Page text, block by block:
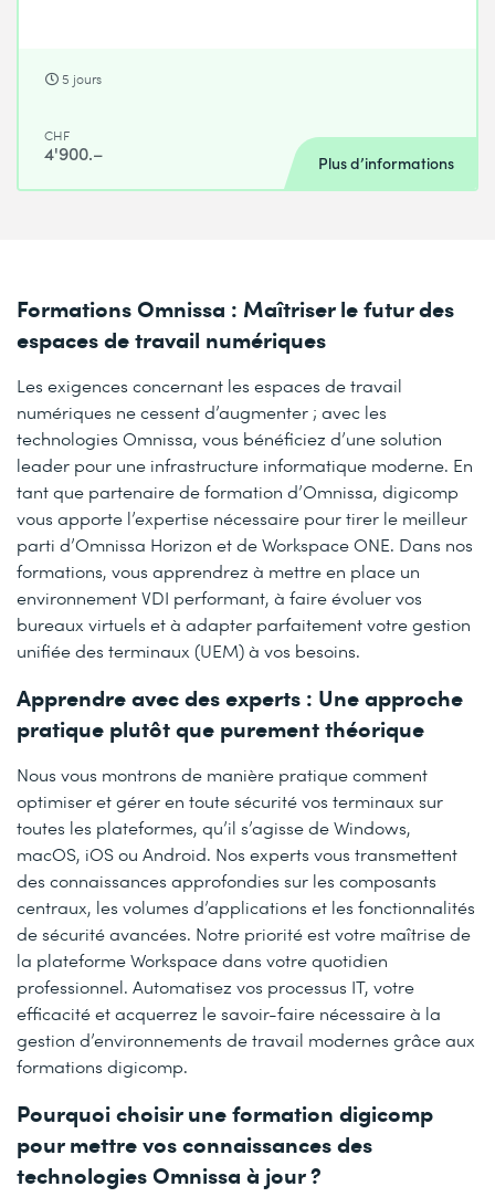
5 jours
CHF
4'900.– Plus d’informations
Formations Omnissa : Maîtriser le futur des
espaces de travail numériques
Les exigences concernant les espaces de travail
numériques ne cessent d’augmenter ; avec les
technologies Omnissa, vous bénéficiez d’une solution
leader pour une infrastructure informatique moderne. En
tant que partenaire de formation d’Omnissa, digicomp
vous apporte l’expertise nécessaire pour tirer le meilleur
parti d’Omnissa Horizon et de Workspace ONE. Dans nos
formations, vous apprendrez à mettre en place un
environnement VDI performant, à faire évoluer vos
bureaux virtuels et à adapter parfaitement votre gestion
unifiée des terminaux (UEM) à vos besoins.
Apprendre avec des experts : Une approche
pratique plutôt que purement théorique
Nous vous montrons de manière pratique comment
optimiser et gérer en toute sécurité vos terminaux sur
toutes les plateformes, qu’il s’agisse de Windows,
macOS, iOS ou Android. Nos experts vous transmettent
des connaissances approfondies sur les composants
centraux, les volumes d’applications et les fonctionnalités
de sécurité avancées. Notre priorité est votre maîtrise de
la plateforme Workspace dans votre quotidien
professionnel. Automatisez vos processus IT, votre
efficacité et acquerrez le savoir-faire nécessaire à la
gestion d’environnements de travail modernes grâce aux
formations digicomp.
Pourquoi choisir une formation digicomp
pour mettre vos connaissances des
technologies Omnissa à jour ?